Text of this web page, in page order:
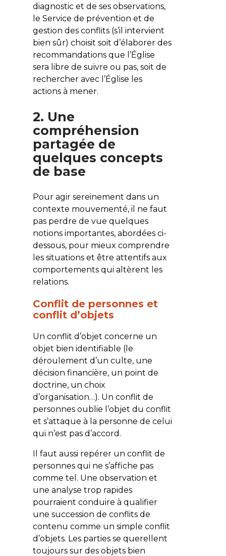
diagnostic et de ses observations,
le Service de prévention et de
gestion des conflits (s’il intervient
bien sûr) choisit soit d’élaborer des
recommandations que l’Église
sera libre de suivre ou pas, soit de
rechercher avec l’Église les
actions à mener.
2. Une
compréhension
partagée de
quelques concepts
de base
Pour agir sereinement dans un
contexte mouvementé, il ne faut
pas perdre de vue quelques
notions importantes, abordées ci-
dessous, pour mieux comprendre
les situations et être attentifs aux
comportements qui altèrent les
relations.
Conflit de personnes et
conflit d’objets
Un conflit d’objet concerne un
objet bien identifiable (le
déroulement d’un culte, une
décision financière, un point de
doctrine, un choix
d’organisation…). Un conflit de
personnes oublie l’objet du conflit
et s’attaque à la personne de celui
qui n’est pas d’accord.
Il faut aussi repérer un conflit de
personnes qui ne s’affiche pas
comme tel. Une observation et
une analyse trop rapides
pourraient conduire à qualifier
une succession de conflits de
contenu comme un simple conflit
d’objets. Les parties se querellent
toujours sur des objets bien